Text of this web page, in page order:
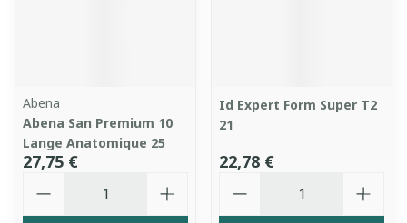
Abena
Abena San Premium 10
Lange Anatomique 25
27,75 €
Id Expert Form Super T2
21
22,78 €